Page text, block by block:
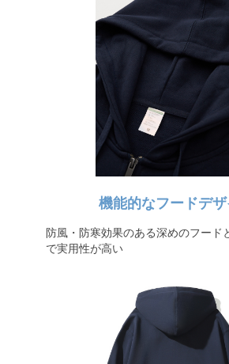
機能的なフードデ
防風・防寒効果のある深めのフード
で実用性が高い